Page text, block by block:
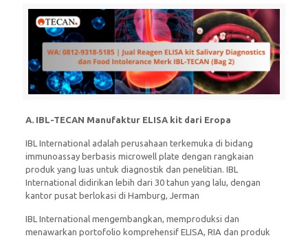
A. IBL-TECAN Manufaktur ELISA kit dari Eropa
IBL International adalah perusahaan terkemuka di bidang
immunoassay berbasis microwell plate dengan rangkaian
produk yang luas untuk diagnostik dan penelitian. IBL
International didirikan lebih dari 30 tahun yang lalu, dengan
kantor pusat berlokasi di Hamburg, Jerman
IBL International mengembangkan, memproduksi dan
menawarkan portofolio komprehensif ELISA, RIA dan produk